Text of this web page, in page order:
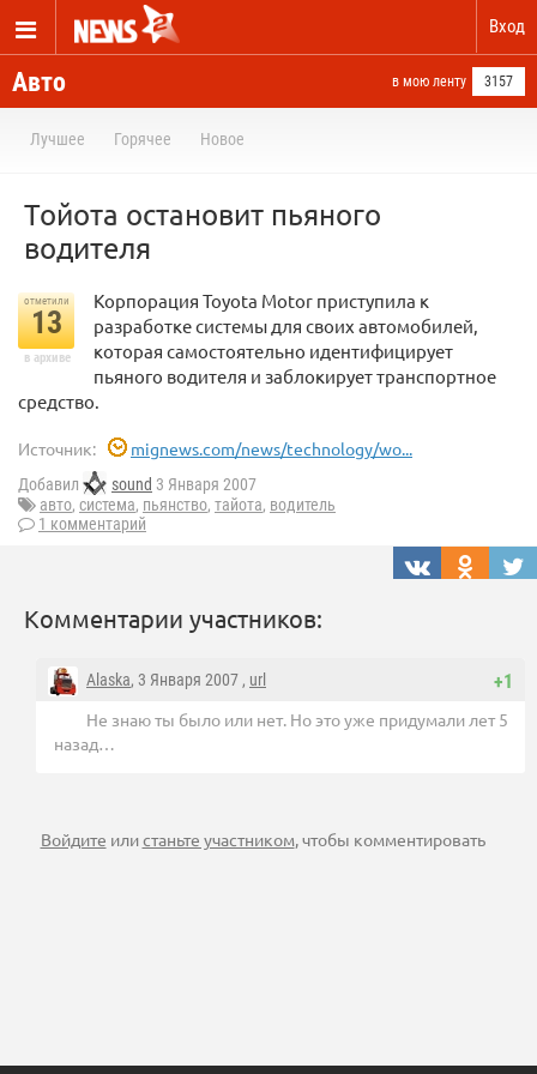
Вход
Авто в мою ленту 3157
Лучшее Горячее Новое
Тойота остановит пьяного
водителя
отметили
13
в архиве
Корпорация Toyota Motor приступила к
разработке системы для своих автомобилей,
которая самостоятельно идентифицирует
пьяного водителя и заблокирует транспортное
средство.
Источник: mignews.com/news/technology/wo...
Добавил sound 3 Января 2007
авто, система, пьянство, тайота, водитель
1 комментарий
Комментарии участников:
+1
Alaska, 3 Января 2007 , url
Не знаю ты было или нет. Но это уже придумали лет 5
назад…
Войдите илистаньте участником, чтобы комментировать